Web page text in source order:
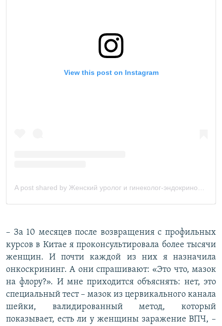
– За 10 месяцев после возвращения с профильных
курсов в Китае я проконсультировала более тысячи
женщин. И почти каждой из них я назначила
онкоскрининг. А они спрашивают: «Это что, мазок
на флору?». И мне приходится объяснять: нет, это
специальный тест – мазок из цервикального канала
шейки, валидированный метод, который
показывает, есть ли у женщины заражение ВПЧ, –